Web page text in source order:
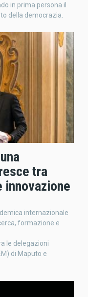
in prima persona il
della democrazia.
tra
innovazione
internazionale
formazione e
le delegazioni
di Maputo e